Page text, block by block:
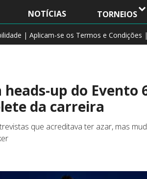
NOTÍCIAS TORNEIOS
| Aplicam-se os Termos e
up do Evento
da carreira
que acreditava ter azar, mas